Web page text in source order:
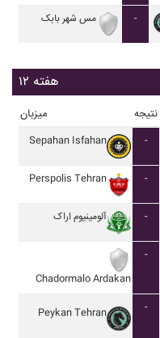
مس شهر بابک -
هفته ۱۲
میزبان نتیجه
Sepahan Isfahan -
Perspolis Tehran -
آلومينيوم اراک -
Chadormalo Ardakan
-
Peykan Tehran
-